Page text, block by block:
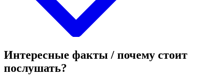
Интересные факты / почему стоит
послушать?